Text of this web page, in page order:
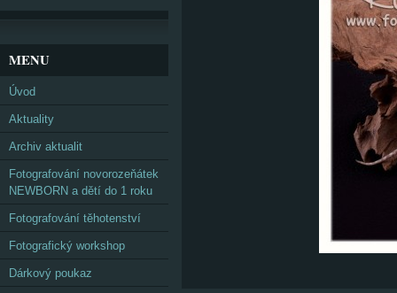
MENU
Úvod
Aktuality
Archiv aktualit
Fotografování novorozeňátek
NEWBORN a dětí do 1 roku
Fotografování těhotenství
Fotografický workshop
Dárkový poukaz